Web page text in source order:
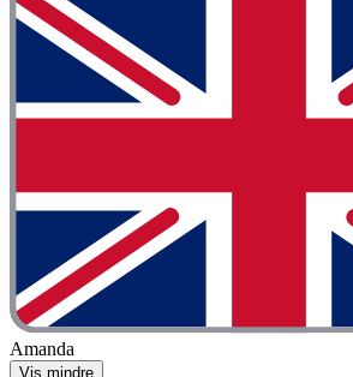
Amanda
Vis mindre